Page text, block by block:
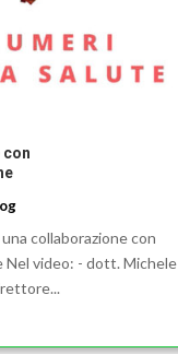
collaborazione con
Nel video: - dott. Michele